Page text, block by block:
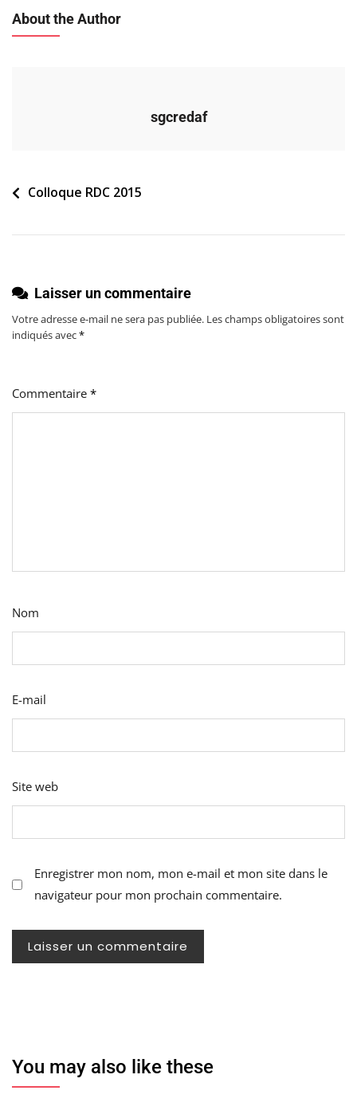
Exterieur
About the Author
sgcredaf
Navigation
l’article
Colloque RDC 2015
Laisser un commentaire
Votre adresse e-mail ne sera pas publiée. Les champs obligatoires sont
indiqués avec*
Commentaire *
Nom
E-mail
Site web
Enregistrer mon nom, mon e-mail et mon site dans le
navigateur pour mon prochain commentaire.
You may also like these